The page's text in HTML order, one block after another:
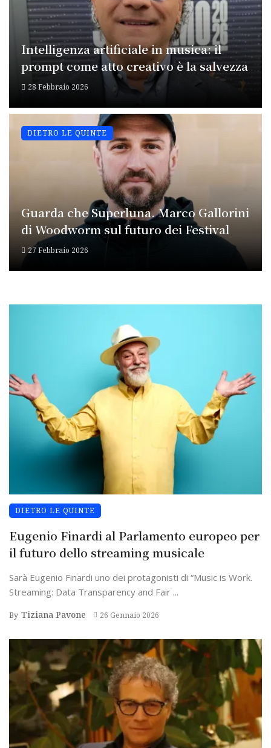
Intelligenza artificiale in musica: il
prompt come atto creativo è la salvezza
28 Febbraio 2026
Guarda che Superluna. Marco Gallorini
di Woodworm sul futuro dei Festival
27 Febbraio 2026
DIETRO LE QUINTE
DIETRO LE QUINTE
Eugenio Finardi al Parlamento europeo per
il futuro dello streaming musicale
Sarà Eugenio Finardi uno dei protagonisti di “Music is Work.
Streaming: Data Transparency and Fair ...
By Tiziana Pavone 26 Gennaio 2026